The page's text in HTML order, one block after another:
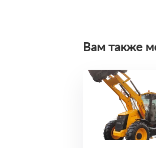
Вам также